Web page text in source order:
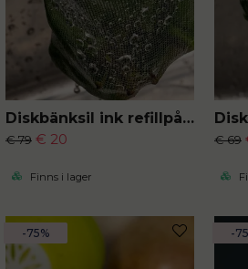
Diskbänksil ink refillpåsar 50-pack
€ 79 € 20
Finns i lager
€ 69
-75% -